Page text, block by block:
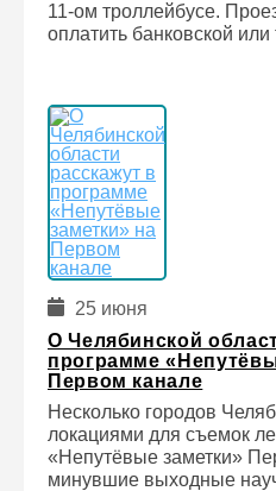
11-ом троллейбусе.
оплатить банковской
25 июня
О Челябинской
программе
Первом канале
Несколько городов
локациями для съемок
«Непутёвые заметки»
минувшие выходные